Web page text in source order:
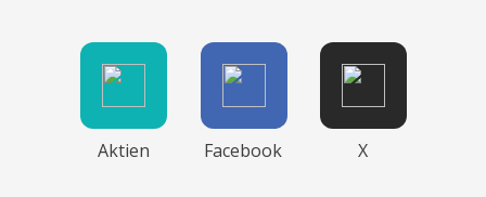
Aktien Facebook X